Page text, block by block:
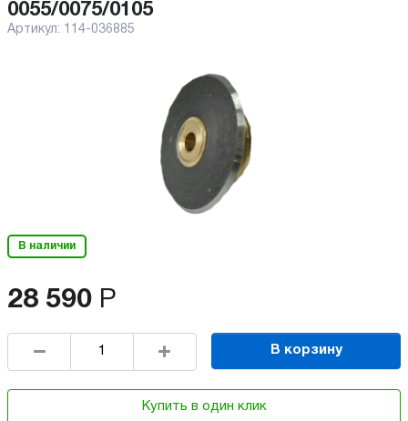
0055/0075/0105
Артикул: 114-036885
В наличии
28 590 Р
В корзину
Купить в один клик